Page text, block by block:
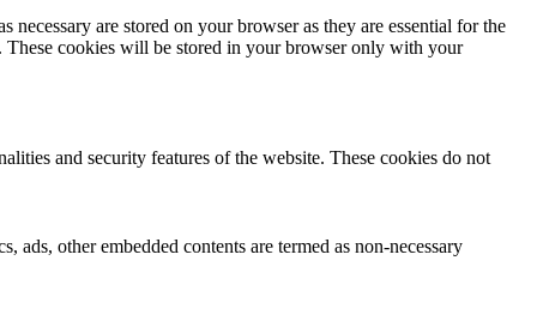
are stored on your browser as they are essential for the
These cookies will be stored in your browser only with your
and security features of the website. These cookies do not
other embedded contents are termed as non-necessary